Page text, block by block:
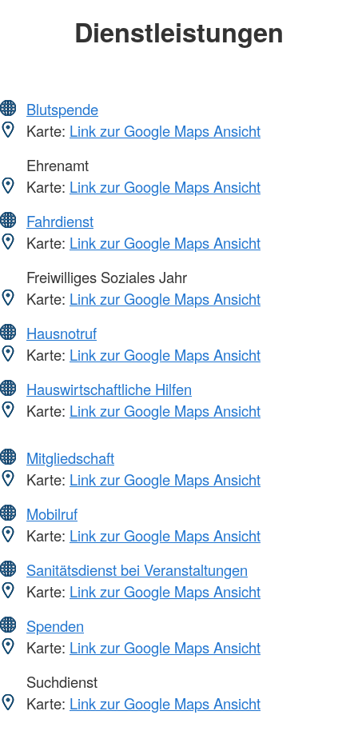
Dienstleistungen
Blutspende
Karte: Link zur Google Maps Ansicht
Ehrenamt
Karte: Link zur Google Maps Ansicht
Fahrdienst
Karte: Link zur Google Maps Ansicht
Freiwilliges Soziales Jahr
Karte: Link zur Google Maps Ansicht
Hausnotruf
Karte: Link zur Google Maps Ansicht
Hauswirtschaftliche Hilfen
Karte: Link zur Google Maps Ansicht
Mitgliedschaft
Karte: Link zur Google Maps Ansicht
Mobilruf
Karte: Link zur Google Maps Ansicht
Sanitätsdienst bei Veranstaltungen
Karte: Link zur Google Maps Ansicht
Spenden
Karte: Link zur Google Maps Ansicht
Suchdienst
Karte: Link zur Google Maps Ansicht